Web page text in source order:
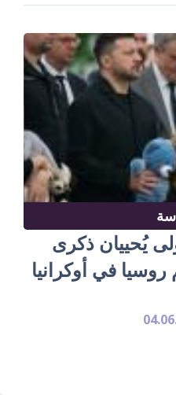
يُحييان ذكرى
روسيا في أوكرانيا